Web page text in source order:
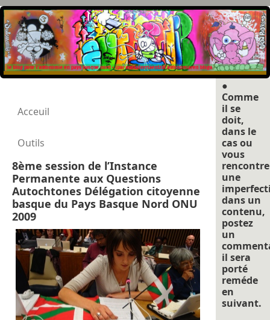
Acceuil
Outils
8ème session de l’Instance
Permanente aux Questions
Autochtones Délégation citoyenne
basque du Pays Basque Nord ONU
2009
●
Comme
il se
doit,
dans le
cas ou
vous
une
dans un
contenu,
postez
un
il sera
porté
reméde
en
suivant.